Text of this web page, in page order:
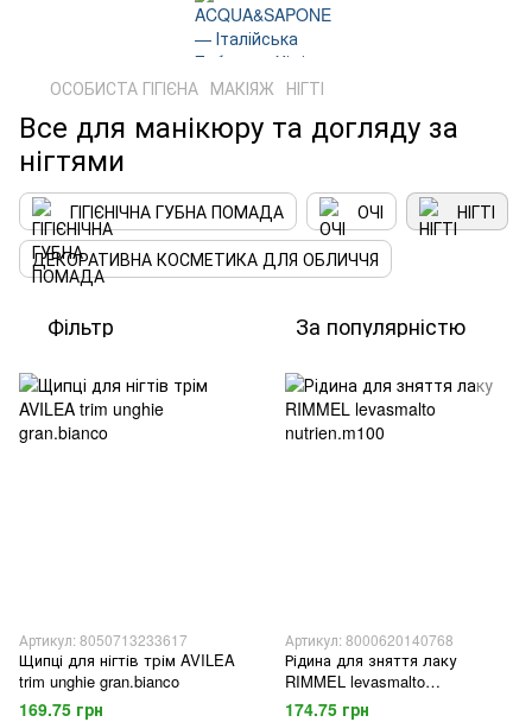
ОСОБИСТА ГІГІЄНА МАКІЯЖ НІГТІ
Все для манікюру та догляду за
нігтями
ГІГІЄНІЧНА ГУБНА ПОМАДА ОЧІ
НІГТІ
ДЕКОРАТИВНА КОСМЕТИКА ДЛЯ ОБЛИЧЧЯ
Фільтр За популярністю
Артикул: 8050713233617
Щипці для нігтів трім AVILEA
trim unghie gran.bianco
169.75 грн
Артикул: 8000620140768
Рідина для зняття лаку
RIMMEL levasmalto
nutrien.m100
174.75 грн